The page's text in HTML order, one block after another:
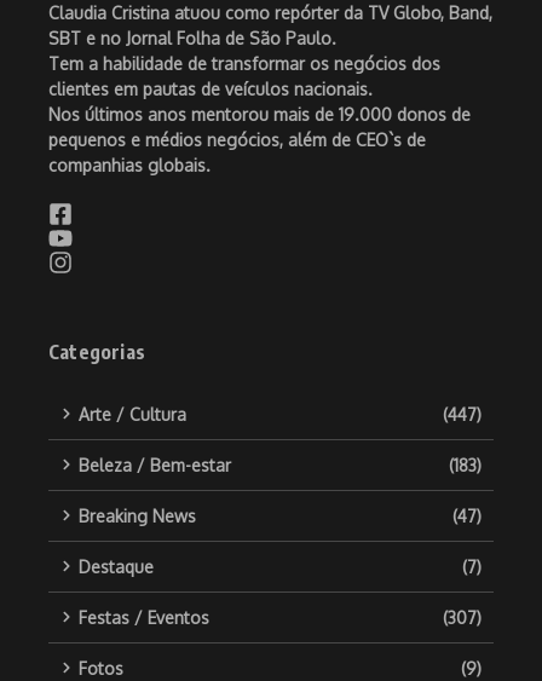
Claudia Cristina atuou como repórter da TV Globo, Band,
SBT e no Jornal Folha de São Paulo.
Tem a habilidade de transformar os negócios dos
clientes em pautas de veículos nacionais.
Nos últimos anos mentorou mais de 19.000 donos de
pequenos e médios negócios, além de CEO`s de
companhias globais.
Categorias
Arte / Cultura (447)
Beleza / Bem-estar (183)
Breaking News (47)
Destaque (7)
Festas / Eventos (307)
Fotos (9)